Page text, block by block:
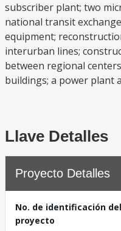
subscriber plant; two
national transit
equipment;
interurban lines;
between regional
buildings; a power plant
Llave Detalles
Proyecto Detalles
No. de identificación del
proyecto